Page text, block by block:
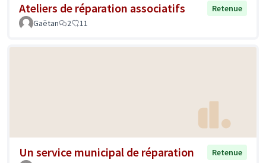
Ateliers de réparation associatifs
Retenue
Gaëtan
2 11
Un service municipal de réparation
Retenue